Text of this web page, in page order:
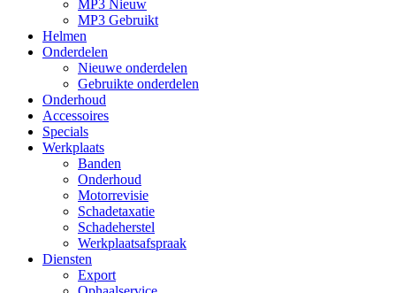
MP3 Nieuw
MP3 Gebruikt
Helmen
Onderdelen
Nieuwe onderdelen
Gebruikte onderdelen
Onderhoud
Accessoires
Specials
Werkplaats
Banden
Onderhoud
Motorrevisie
Schadetaxatie
Schadeherstel
Werkplaatsafspraak
Diensten
Export